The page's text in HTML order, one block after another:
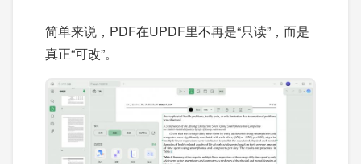
简单来说，PDF在UPDF里不再是“只读”，而是
真正“可改”。